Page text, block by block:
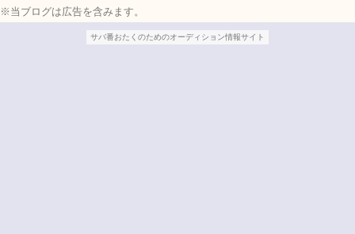
※当ブログは広告を含みます。
サバ番おたくのためのオーディション情報サイト